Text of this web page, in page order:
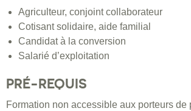
Agriculteur, conjoint collaborateur
Cotisant solidaire, aide familial
Candidat à la conversion
Salarié d’exploitation
PRÉ-REQUIS
Formation non accessible aux porteurs de